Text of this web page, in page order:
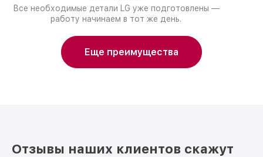
Все необходимые детали LG уже подготовлены —
работу начинаем в тот же день.
Еще преимущества
Отзывы наших клиентов скажут